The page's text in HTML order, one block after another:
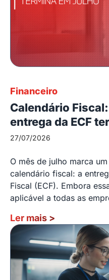
Financeiro
Calendário
entrega da ECF
27/07/2026
O mês de julho marca
calendário fiscal: a
Fiscal (ECF). Embora
aplicável a todas as
Ler mais >